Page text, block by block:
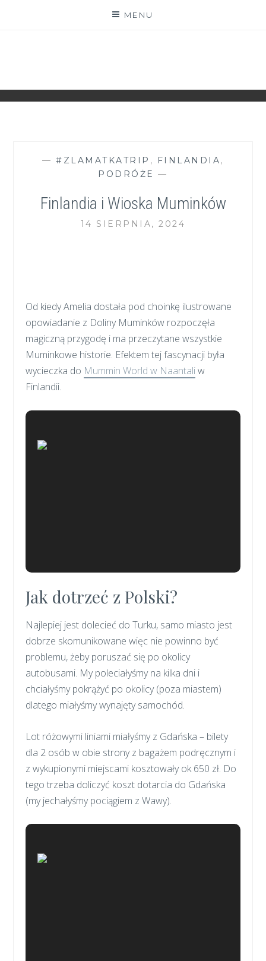
MENU
—#ZLAMATKATRIP , FINLANDIA,
PODRÓŻE —
Finlandia i Wioska Muminków
14 SIERPNIA, 2024
Od kiedy Amelia dostała pod choinkę ilustrowane
opowiadanie z Doliny Muminków rozpoczęła
magiczną przygodę i ma przeczytane wszystkie
Muminkowe historie. Efektem tej fascynacji była
wycieczka do Mummin World w Naantaliw
Finlandii.
Jak dotrzeć z Polski?
Najlepiej jest dolecieć do Turku, samo miasto jest
dobrze skomunikowane więc nie powinno być
problemu, żeby poruszać się po okolicy
autobusami. My poleciałyśmy na kilka dni i
chciałyśmy pokrążyć po okolicy (poza miastem)
dlatego miałyśmy wynajęty samochód.
Lot różowymi liniami miałyśmy z Gdańska – bilety
dla 2 osób w obie strony z bagażem podręcznym i
z wykupionymi miejscami kosztowały ok 650 zł. Do
tego trzeba doliczyć koszt dotarcia do Gdańska
(my jechałyśmy pociągiem z Wawy).